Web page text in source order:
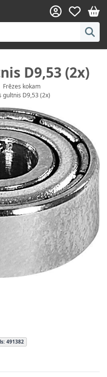
D9,53 (2x)
Frēzes kokam
gultnis D9,53 (2x)
491382